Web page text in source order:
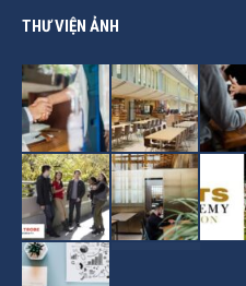
THƯ VIỆN ẢNH